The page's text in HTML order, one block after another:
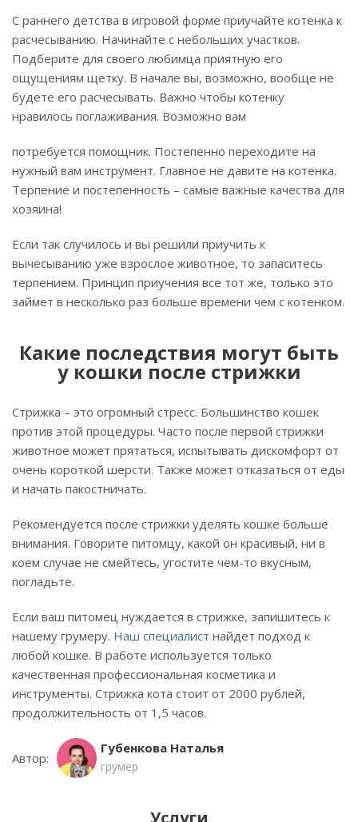
С раннего детства в игровой форме приучайте котенка к
расчесыванию. Начинайте с небольших участков.
Подберите для своего любимца приятную его
ощущениям щетку. В начале вы, возможно, вообще не
будете его расчесывать. Важно чтобы котенку
нравилось поглаживания. Возможно вам
потребуется помощник. Постепенно переходите на
нужный вам инструмент. Главное не давите на котенка.
Терпение и постепенность – самые важные качества для
хозяина!
Если так случилось и вы решили приучить к
вычесыванию уже взрослое животное, то запаситесь
терпением. Принцип приучения все тот же, только это
займет в несколько раз больше времени чем с котенком.
Какие последствия могут быть
у кошки после стрижки
Стрижка – это огромный стресс. Большинство кошек
против этой процедуры. Часто после первой стрижки
животное может прятаться, испытывать дискомфорт от
очень короткой шерсти. Также может отказаться от еды
и начать пакостничать.
Рекомендуется после стрижки уделять кошке больше
внимания. Говорите питомцу, какой он красивый, ни в
коем случае не смейтесь, угостите чем-то вкусным,
погладьте.
Если ваш питомец нуждается в стрижке, запишитесь к
нашему грумеру. Наш специалист найдет подход к
любой кошке. В работе используется только
качественная профессиональная косметика и
инструменты. Стрижка кота стоит от 2000 рублей,
продолжительность от 1,5 часов.
Автор:
Губенкова Наталья
грумер